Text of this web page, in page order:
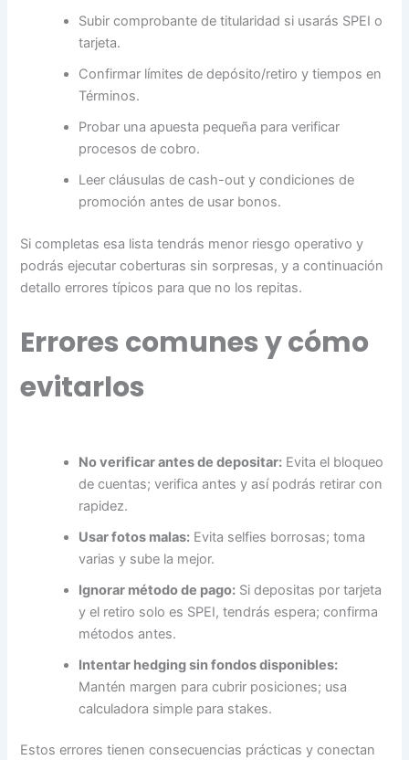
Subir comprobante de titularidad si usarás SPEI o
tarjeta.
Confirmar límites de depósito/retiro y tiempos en
Términos.
Probar una apuesta pequeña para verificar
procesos de cobro.
Leer cláusulas de cash-out y condiciones de
promoción antes de usar bonos.
Si completas esa lista tendrás menor riesgo operativo y
podrás ejecutar coberturas sin sorpresas, y a continuación
detallo errores típicos para que no los repitas.
Errores comunes y cómo
evitarlos
No verificar antes de depositar: Evita el bloqueo
de cuentas; verifica antes y así podrás retirar con
rapidez.
Usar fotos malas: Evita selfies borrosas; toma
varias y sube la mejor.
Ignorar método de pago: Si depositas por tarjeta
y el retiro solo es SPEI, tendrás espera; confirma
métodos antes.
Intentar hedging sin fondos disponibles:
Mantén margen para cubrir posiciones; usa
calculadora simple para stakes.
Estos errores tienen consecuencias prácticas y conectan